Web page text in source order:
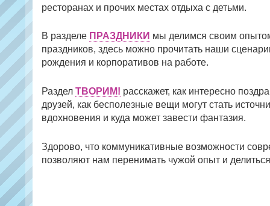
ресторанах и прочих местах отдыха с детьми.
В разделе ПРАЗДНИКИ мы делимся своим
праздников, здесь можно прочитать наши
рождения и корпоративов на работе.
Раздел ТВОРИМ! расскажет, как интересно
друзей, как бесполезные вещи могут стать
вдохновения и куда может завести фантазия.
Здорово, что коммуникативные возможности
позволяют нам перенимать чужой опыт и